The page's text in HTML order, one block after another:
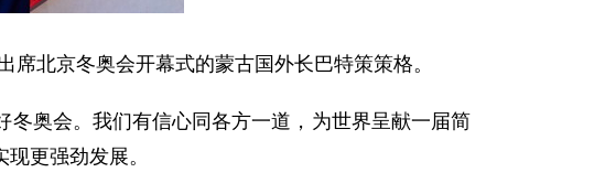
北京冬奥会开幕式的蒙古国外长巴特策策格。
奥会。我们有信心同各方一道，为世界呈献一届简
更强劲发展。